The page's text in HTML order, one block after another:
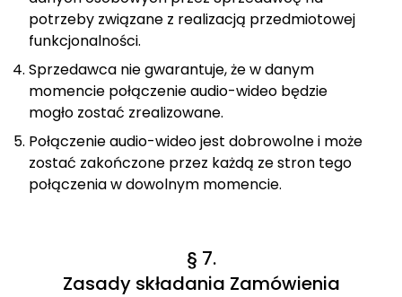
potrzeby związane z realizacją przedmiotowej
funkcjonalności.
Sprzedawca nie gwarantuje, że w danym
momencie połączenie audio-wideo będzie
mogło zostać zrealizowane.
Połączenie audio-wideo jest dobrowolne i może
zostać zakończone przez każdą ze stron tego
połączenia w dowolnym momencie.
§ 7.
Zasady składania Zamówienia